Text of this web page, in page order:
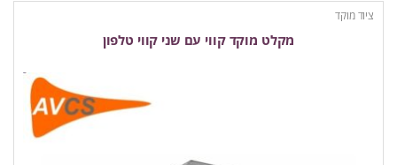
ציוד מוקד
מקלט מוקד קווי עם שני קווי טלפון